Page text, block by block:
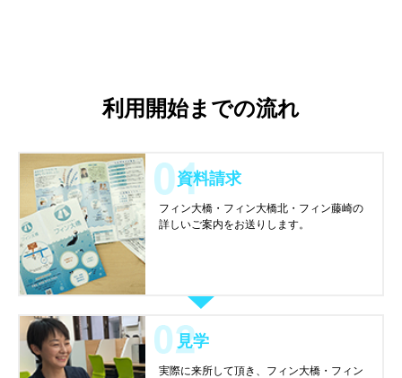
利用開始までの流れ
資料請求
フィン大橋・フィン大橋北・フィン藤崎の
詳しいご案内をお送りします。
見学
実際に来所して頂き、フィン大橋・フィン